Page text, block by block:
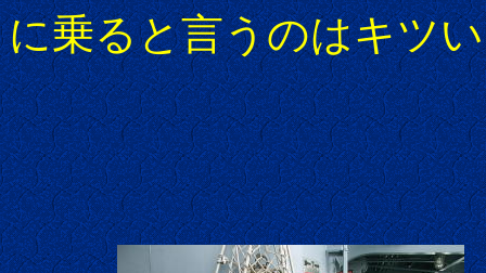
に乗ると言うのはキツ